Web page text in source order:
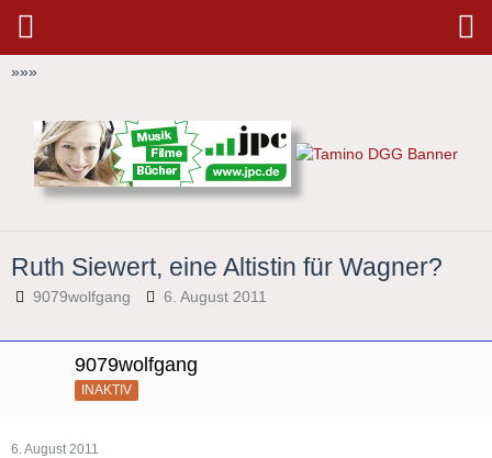
»»»
Ruth Siewert, eine Altistin für Wagner?
9079wolfgang 6. August 2011
9079wolfgang
INAKTIV
6. August 2011